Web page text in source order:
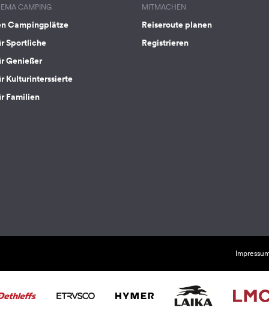
CAMPING
Campingplätze
Sportliche
Genießer
Kulturinterssierte
Familien
MITMACHEN
Reiseroute planen
Registrieren